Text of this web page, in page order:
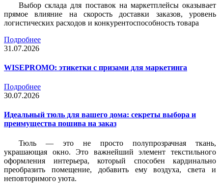
Выбор склада для поставок на маркетплейсы оказывает
прямое влияние на скорость доставки заказов, уровень
логистических расходов и конкурентоспособность товара
Подробнее
31.07.2026
WISEPROMO: этикетки с призами для маркетинга
Подробнее
30.07.2026
Идеальный тюль для вашего дома: секреты выбора и
преимущества пошива на заказ
Тюль — это не просто полупрозрачная ткань,
украшающая окно. Это важнейший элемент текстильного
оформления интерьера, который способен кардинально
преобразить помещение, добавить ему воздуха, света и
неповторимого уюта.